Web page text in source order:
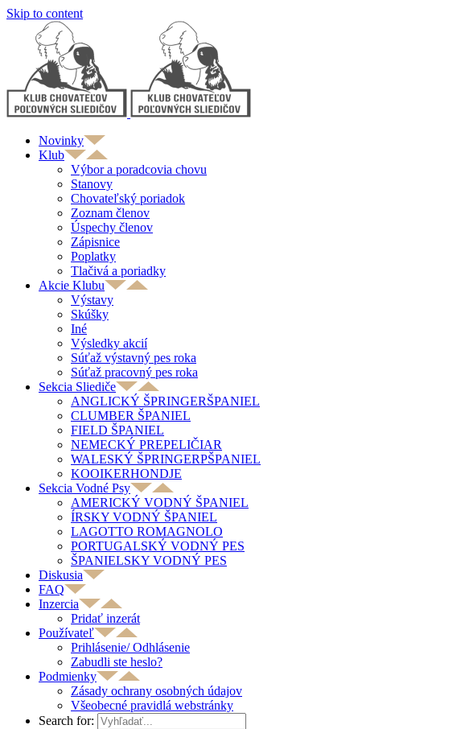
Skip to content
Novinky
Klub
Výbor a poradcovia chovu
Stanovy
Chovateľský poriadok
Zoznam členov
Úspechy členov
Zápisnice
Poplatky
Tlačivá a poriadky
Akcie Klubu
Výstavy
Skúšky
Iné
Výsledky akcií
Súťaž výstavný pes roka
Súťaž pracovný pes roka
Sekcia Sliediče
ANGLICKÝ ŠPRINGERŠPANIEL
CLUMBER ŠPANIEL
FIELD ŠPANIEL
NEMECKÝ PREPELIČIAR
WALESKÝ ŠPRINGERPŠPANIEL
KOOIKERHONDJE
Sekcia Vodné Psy
AMERICKÝ VODNÝ ŠPANIEL
ÍRSKY VODNÝ ŠPANIEL
LAGOTTO ROMAGNOLO
PORTUGALSKÝ VODNÝ PES
ŠPANIELSKY VODNÝ PES
Diskusia
FAQ
Inzercia
Pridať inzerát
Používateľ
Prihlásenie/ Odhlásenie
Zabudli ste heslo?
Podmienky
Zásady ochrany osobných údajov
Všeobecné pravidlá webstránky
Search for: